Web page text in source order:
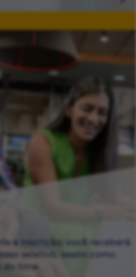
a inscrição, você receberá
seletivo, assim como
time.